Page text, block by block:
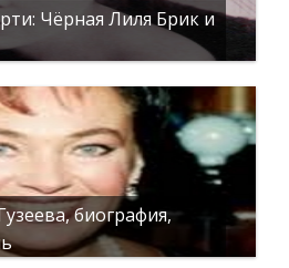
Чёрная Лиля Брик и
биография,